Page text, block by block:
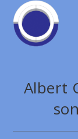
Albert